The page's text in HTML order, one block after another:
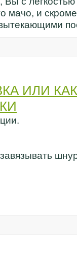
мачо, и
ИЛИ